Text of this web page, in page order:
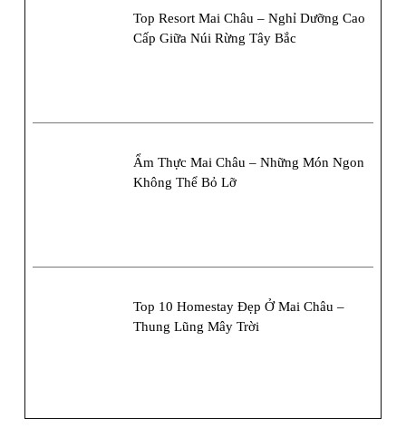
Top Resort Mai Châu – Nghỉ Dưỡng Cao
Cấp Giữa Núi Rừng Tây Bắc
Ẩm Thực Mai Châu – Những Món Ngon
Không Thể Bỏ Lỡ
Top 10 Homestay Đẹp Ở Mai Châu –
Thung Lũng Mây Trời